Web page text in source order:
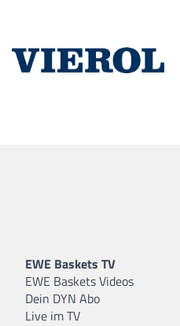
EWE Baskets TV
EWE Baskets Videos
Dein DYN Abo
Live im TV